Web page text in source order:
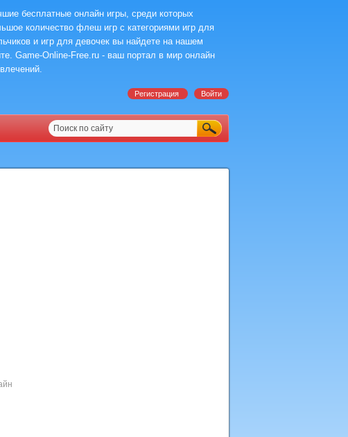
бесплатные онлайн игры, среди которых
количество флеш игр с категориями игр для
и игр для девочек вы найдете на нашем
Game-Online-Free.ru - ваш портал в мир онлайн
Регистрация Войти